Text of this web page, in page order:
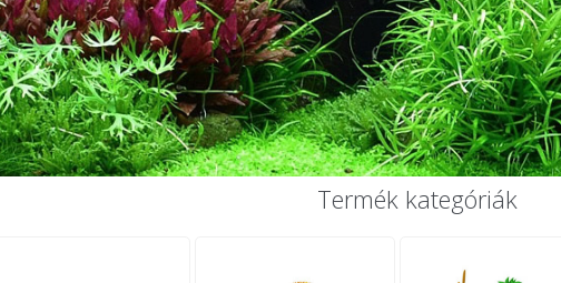
Termék kategóriák